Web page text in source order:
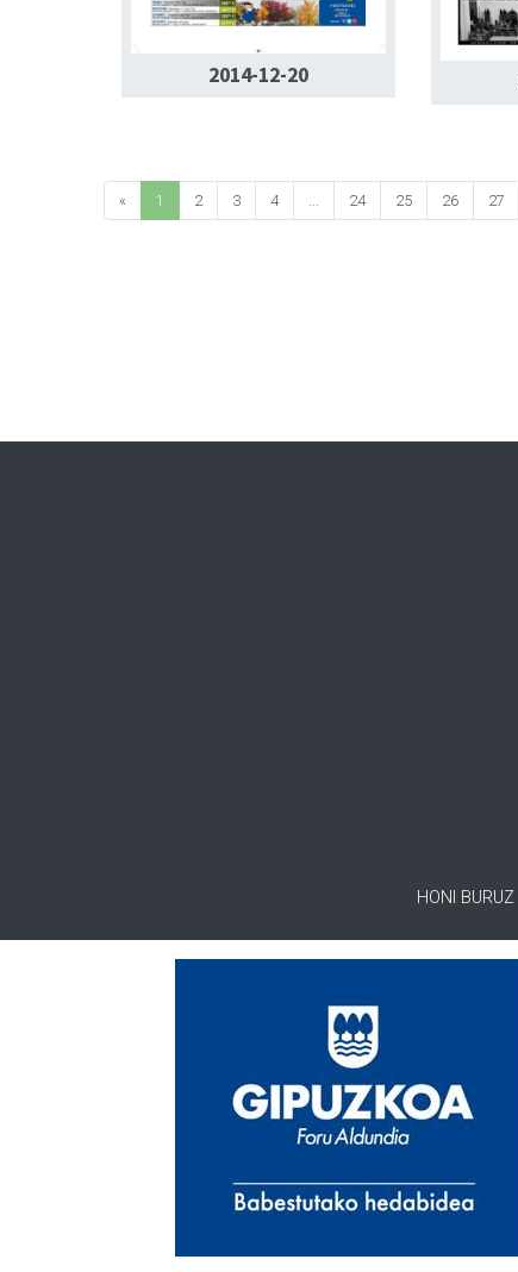
2014-12-20
« 1 2 3 4 24 25 26 27
HONI BURUZ